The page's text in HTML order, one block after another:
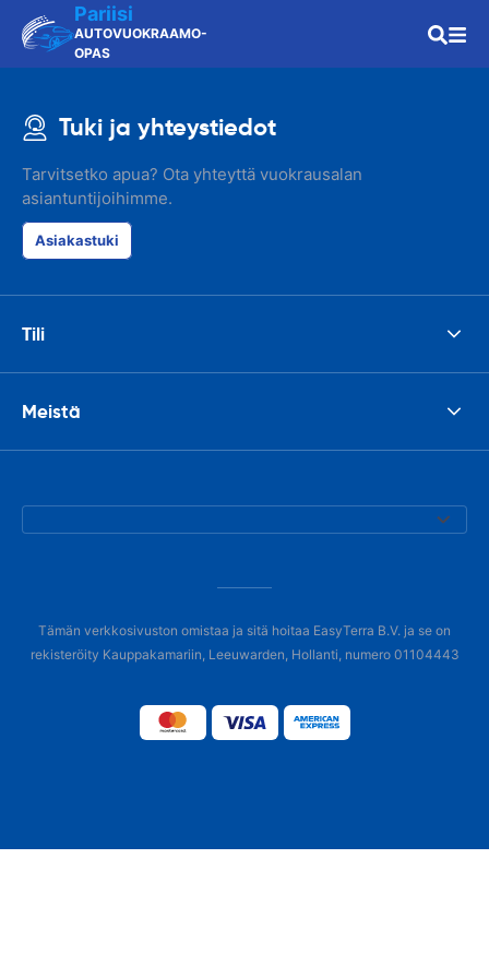
Pariisi
AUTOVUOKRAAMO-
OPAS
Tuki ja yhteystiedot
Tarvitsetko apua? Ota yhteyttä vuokrausalan
asiantuntijoihimme.
Asiakastuki
Tili
Meistä
Tämän verkkosivuston omistaa ja sitä hoitaa EasyTerra B.V. ja se on
rekisteröity Kauppakamariin, Leeuwarden, Hollanti, numero 01104443